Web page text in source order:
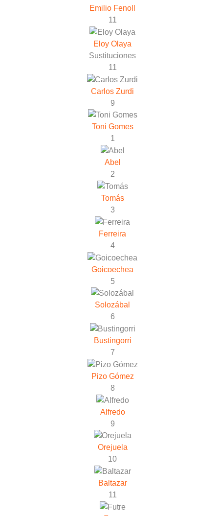
Emilio Fenoll
11
Eloy Olaya
Sustituciones
11
Carlos Zurdi
9
Toni Gomes
1
Abel
2
Tomás
3
Ferreira
4
Goicoechea
5
Solozábal
6
Bustingorri
7
Pizo Gómez
8
Alfredo
9
Orejuela
10
Baltazar
11